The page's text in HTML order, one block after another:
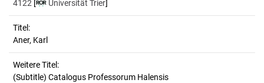
4122 [ Universität Trier]
Titel:
Aner, Karl
Weitere Titel:
(Subtitle) Catalogus Professorum Halensis